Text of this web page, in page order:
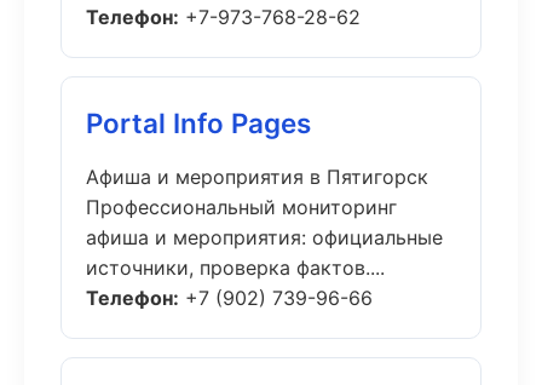
Телефон: +7-973-768-28-62
Portal Info Pages
Афиша и мероприятия в Пятигорск
Профессиональный мониторинг
афиша и мероприятия: официальные
источники, проверка фактов....
Телефон: +7 (902) 739-96-66